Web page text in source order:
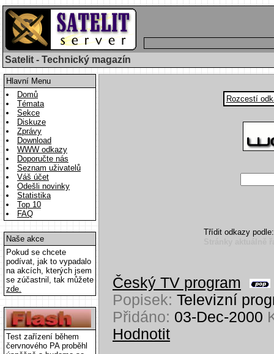
Satelit - Technický magazín
Hlavní Menu
Domů
Témata
Sekce
Diskuze
Zprávy
Download
WWW odkazy
Doporučte nás
Seznam uživatelů
Váš účet
Odešli novinky
Statistika
Top 10
FAQ
Naše akce
Pokud se chcete
podívat, jak to vypadalo
na akcích, kterých jsem
se zúčastnil, tak můžete
zde.
Test zařízení během
červnového PA proběhl
Rozcestí
Třídit odkazy
Český TV program
Popisek: Televizní
Přidáno: 03-Dec-2000
Hodnotit